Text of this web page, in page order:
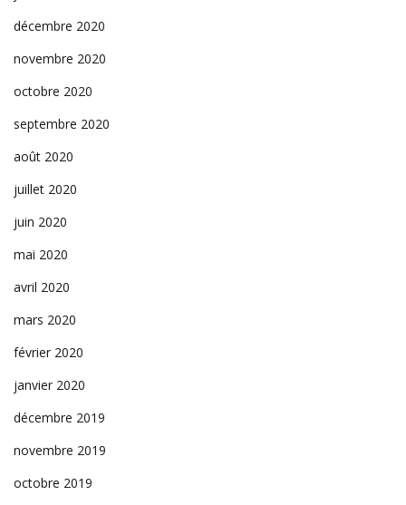
décembre 2020
novembre 2020
octobre 2020
septembre 2020
août 2020
juillet 2020
juin 2020
mai 2020
avril 2020
mars 2020
février 2020
janvier 2020
décembre 2019
novembre 2019
octobre 2019